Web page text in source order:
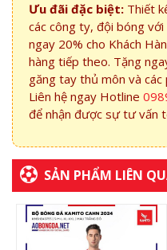
Ưu đãi đặc biệt: Thiết
các công ty, đội bóng
ngay 20% cho Khách
hàng tiếp theo. Tặng
găng tay thủ môn và
Liên hệ ngay Hotline
để nhận được sự tư vấn
SẢN PHẨM LIÊN